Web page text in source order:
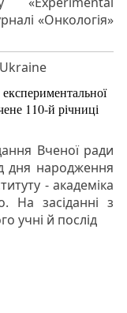
«Онкологія»
110-й річниці
Вченої ради
дня народження
- академіка
На засіданні з
учні й послід